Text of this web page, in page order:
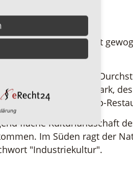
Natur, auf ein sanft
Gaststuben.
Mark, der Üfter Mark,
Cafés oder Top-
flache Kulturlandschaft
Im Süden ragt der
"Industriekultur".